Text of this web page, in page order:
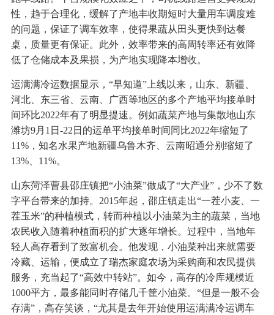
性，趋于合理化，缓解了产地丰收期短时大量用车调度难
的问题，保证了调车效率，使得果蔬从田头更快到达餐
桌，质量更有保证。此外，效率带来的高周转率还有效降
低了仓储成本及果损，为产地实现降本增收。
运满满冷运数据显示，“早知道”上线以来，山东、新疆、
河北、东三省、云南、广西等地区的多个产地平均接单时
间环比2022年有了明显提速。例如蔬菜产地与集散地山东
潍坊9月1日-22日的运单平均接单时间同比2022年缩短了
11%，知名水果产地新疆乌鲁木齐、云南昭通分别缩短了
13%、11%。
山东菏泽曹县邵庄镇把“小油菜”做成了“大产业”，少不了数
字平台带来的加持。2015年起，邵庄镇走出“一茬小麦、一
茬玉米”的种植模式，转而种植以小油菜为主的蔬菜，当地
农民收入随着种植面积的扩大逐年增长。过程中，当地年
轻人高存看到了致富机会。他发现，小油菜种出来就需要
冷藏、运输，便成立了瑞杰家庭农场为采购商和农民提供
服务，充当起了“高效中转站”。如今，高存的冷库规模近
1000平方，最多能同时存储几千筐小油菜。“但是一般不会
存满”，高存笑谈，“尤其是去年开始使用运满满冷运调车